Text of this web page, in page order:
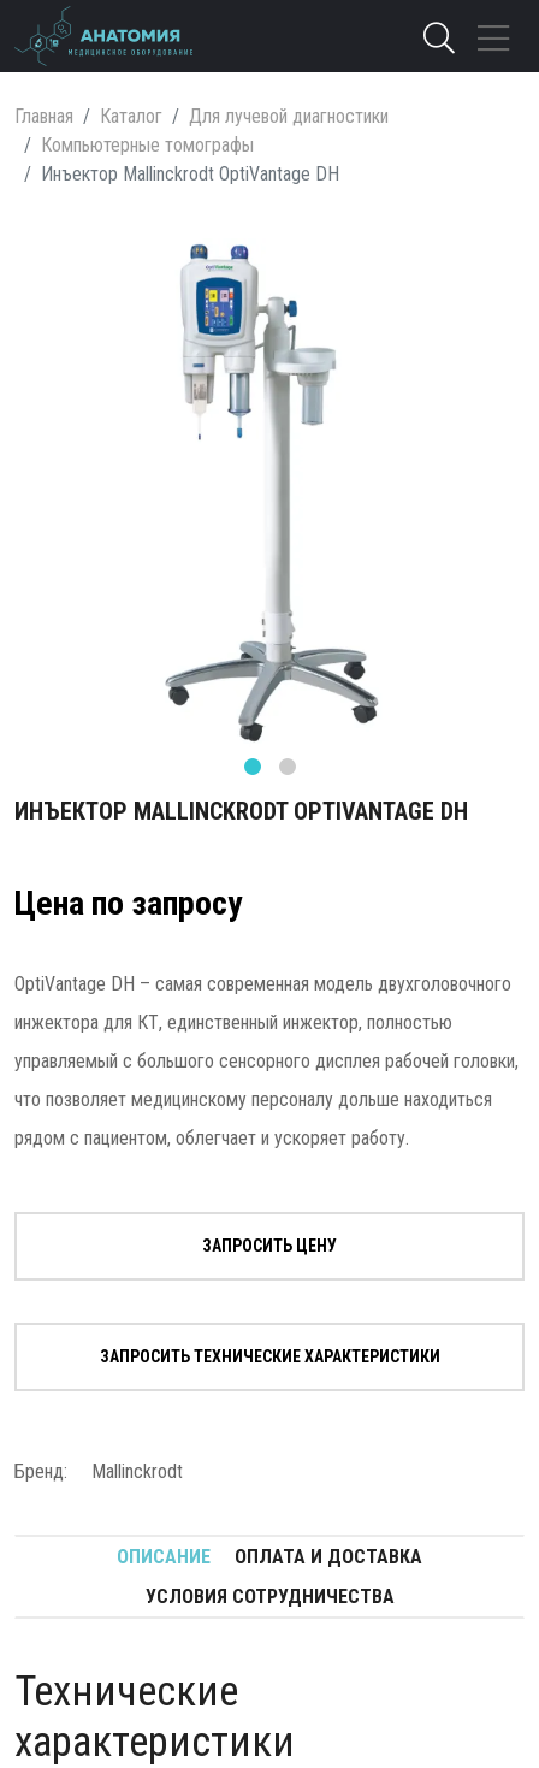
Главная Каталог
Для лучевой диагностики
Компьютерные томографы
Инъектор Mallinckrodt OptiVantage DH
ИНЪЕКТОР MALLINCKRODT OPTIVANTAGE DH
Цена по запросу
OptiVantage DH – самая современная модель двухголовочного
инжектора для КТ, единственный инжектор, полностью
управляемый с большого сенсорного дисплея рабочей головки,
что позволяет медицинскому персоналу дольше находиться
рядом с пациентом, облегчает и ускоряет работу.
ЗАПРОСИТЬ ЦЕНУ
ЗАПРОСИТЬ ТЕХНИЧЕСКИЕ ХАРАКТЕРИСТИКИ
Бренд: Mallinckrodt
ОПИСАНИЕ
ОПЛАТА И ДОСТАВКА
УСЛОВИЯ СОТРУДНИЧЕСТВА
Технические
характеристики